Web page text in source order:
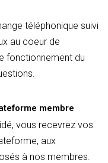
téléphonique suivi
au coeur de
fonctionnement du
membre
vous recevrez vos
aux
à nos membres.